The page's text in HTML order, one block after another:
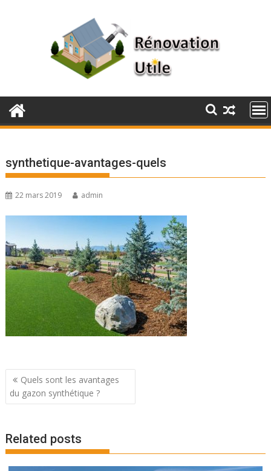
synthetique-avantages-quels
22 mars 2019 admin
Navigation
de
l’article
Quels sont les avantages
du gazon synthétique ?
Related posts